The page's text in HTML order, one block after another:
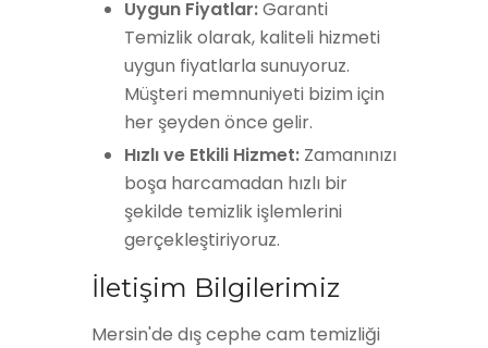
Uygun Fiyatlar:Garanti
Temizlik olarak, kaliteli hizmeti
uygun fiyatlarla sunuyoruz.
Müşteri memnuniyeti bizim için
her şeyden önce gelir.
Hızlı ve Etkili Hizmet: Zamanınızı
boşa harcamadan hızlı bir
şekilde temizlik işlemlerini
gerçekleştiriyoruz.
İletişim Bilgilerimiz
Mersin'de dış cephe cam temizliği